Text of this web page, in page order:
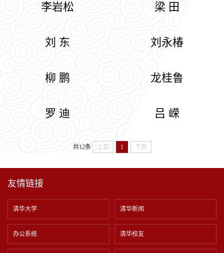
李岩松 梁 田
刘 东 刘永椿
柳 鹏 龙桂鲁
罗 迪 吕 嵘
共12条 上页 1 下页
友情链接
清华大学 清华新闻
办公系统 清华校友